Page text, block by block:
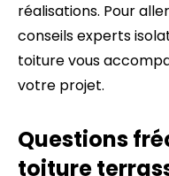
réalisations. Pour
conseils experts
toiture vous
votre projet.
Questions
toiture